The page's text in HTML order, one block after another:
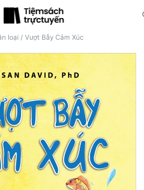
loại / Vượt Bẫy Cảm Xúc